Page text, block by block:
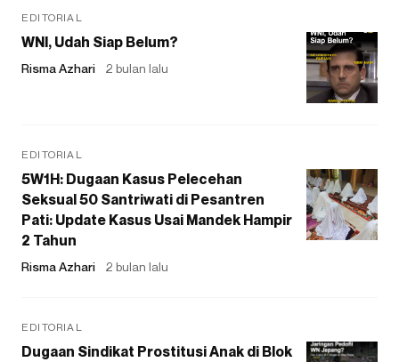
EDITORIAL
WNI, Udah Siap Belum?
Risma Azhari 2 bulan lalu
EDITORIAL
5W1H: Dugaan Kasus Pelecehan
Seksual 50 Santriwati di Pesantren
Pati: Update Kasus Usai Mandek Hampir
2 Tahun
Risma Azhari 2 bulan lalu
EDITORIAL
Dugaan Sindikat Prostitusi Anak di Blok